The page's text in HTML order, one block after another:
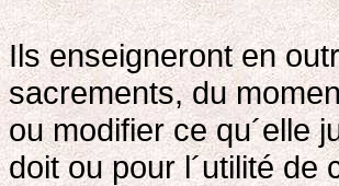
Ils enseigneront en
sacrements, du
ou modifier ce qu´elle
doit ou pour l´utilité